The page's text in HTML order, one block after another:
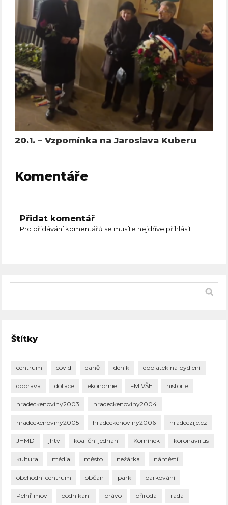
20.1. – Vzpomínka na Jaroslava Kuberu
Komentáře
Přidat komentář
Pro přidávání komentářů se musíte nejdříve přihlásit
Štítky
centrum covid daně deník doplatek na bydlení
doprava dotace ekonomie FM VŠE historie
hradeckenoviny2003 hradeckenoviny2004
hradeckenoviny2005 hradeckenoviny2006 hradeczije.cz
JHMD jhtv koaliční jednání Komínek koronavirus
kultura média město nežárka náměstí
obchodní centrum občan park parkování
Pelhřimov podnikání právo příroda rada